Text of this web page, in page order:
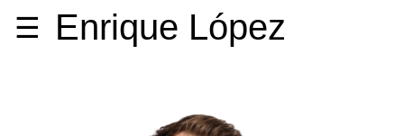
☰ Enrique López